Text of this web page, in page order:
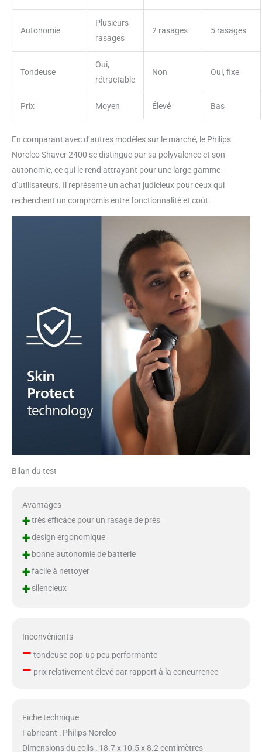
Autonomie
Plusieurs
rasages
2 rasages 5 rasages
Tondeuse
Oui,
rétractable
Non Oui, fixe
Prix Moyen Élevé Bas
En comparant avec d’autres modèles sur le marché, le Philips
Norelco Shaver 2400 se distingue par sa polyvalence et son
autonomie, ce qui le rend attrayant pour une large gamme
d’utilisateurs. Il représente un achat judicieux pour ceux qui
recherchent un compromis entre fonctionnalité et coût.
Bilan du test
Avantages
+très efficace pour un rasage de près
+design ergonomique
+bonne autonomie de batterie
+facile à nettoyer
+silencieux
Inconvénients
– tondeuse pop-up peu performante
– prix relativement élevé par rapport à la concurrence
Fiche technique
Fabricant : Philips Norelco
Dimensions du colis : 18.7 x 10.5 x 8.2 centimètres